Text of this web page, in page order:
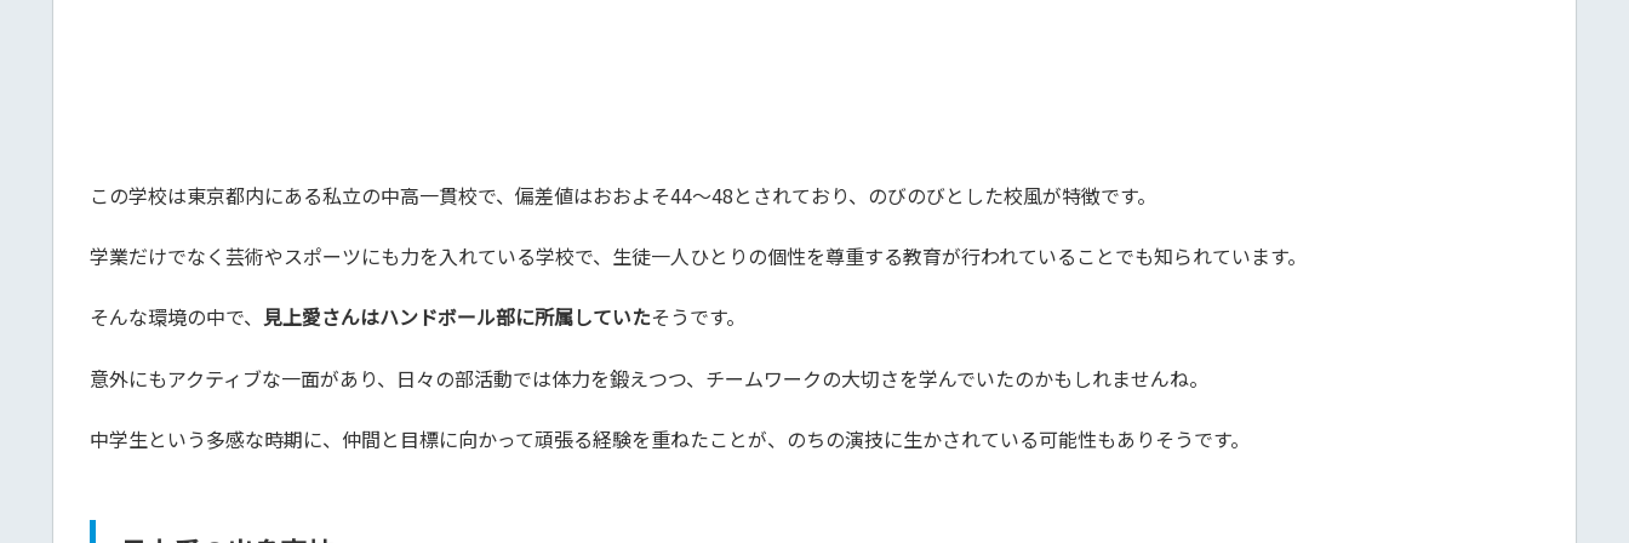
この学校は東京都内にある私立の中高一貫校で、偏差値はおおよそ44〜48とされており、のびのびとした校風が特徴です。
学業だけでなく芸術やスポーツにも力を入れている学校で、生徒一人ひとりの個性を尊重する教育が行われていることでも知られています。
そんな環境の中で、 見上愛さんはハンドボール部に所属していたそうです。
意外にもアクティブな一面があり、日々の部活動では体力を鍛えつつ、チームワークの大切さを学んでいたのかもしれませんね。
中学生という多感な時期に、仲間と目標に向かって頑張る経験を重ねたことが、のちの演技に生かされている可能性もありそうです。